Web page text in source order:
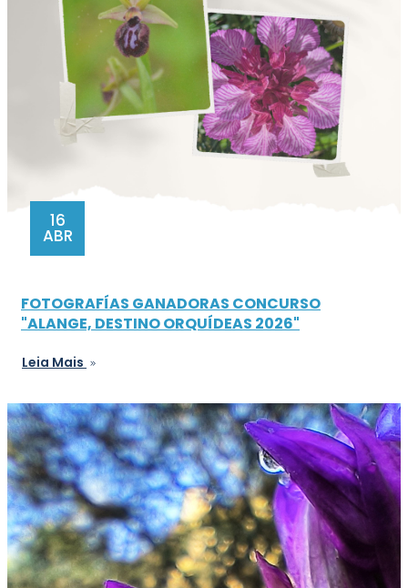
16
ABR
FOTOGRAFÍAS GANADORAS CONCURSO
"ALANGE, DESTINO ORQUÍDEAS 2026"
Leia Mais